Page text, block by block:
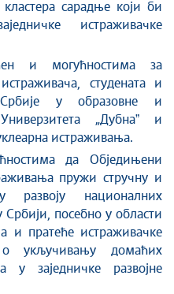
сарадње који би
истраживачке
и могућностима за
студената и
у образовне и
„Дубнаˮ и
истраживања.
да Обједињени
пружи стручну и
развоју националних
Србији, посебно у области
и пратеће истраживачке
укључивању домаћих
у заједничке развојне